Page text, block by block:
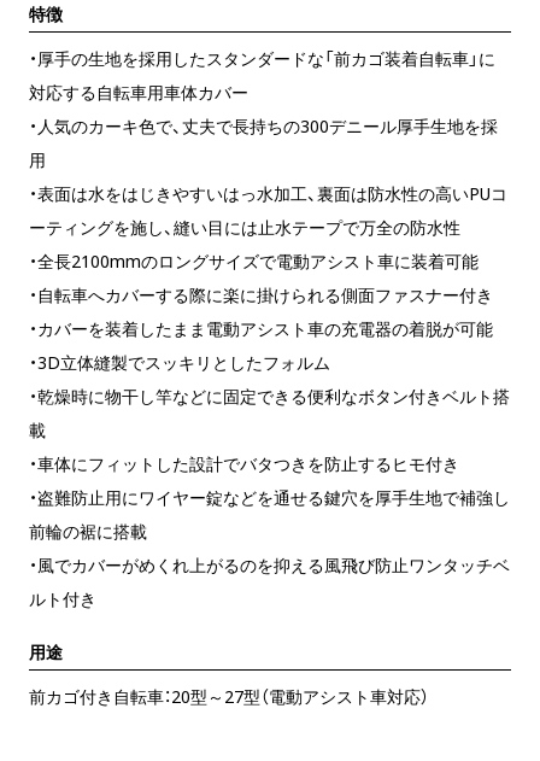
特徴
・厚手の生地を採用したスタンダードな「前カゴ装着自転車」に
対応する自転車用車体カバー
・人気のカーキ色で、丈夫で長持ちの300デニール厚手生地を採
用
・表面は水をはじきやすいはっ水加工、裏面は防水性の高いPUコ
ーティングを施し、縫い目には止水テープで万全の防水性
・全長2100mmのロングサイズで電動アシスト車に装着可能
・自転車へカバーする際に楽に掛けられる側面ファスナー付き
・カバーを装着したまま電動アシスト車の充電器の着脱が可能
・3D立体縫製でスッキリとしたフォルム
・乾燥時に物干し竿などに固定できる便利なボタン付きベルト搭
載
・車体にフィットした設計でバタつきを防止するヒモ付き
・盗難防止用にワイヤー錠などを通せる鍵穴を厚手生地で補強し
前輪の裾に搭載
・風でカバーがめくれ上がるのを抑える風飛び防止ワンタッチベ
ルト付き
用途
前カゴ付き自転車：20型～27型（電動アシスト車対応）